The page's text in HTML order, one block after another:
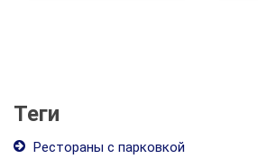
Теги
Рестораны с парковкой